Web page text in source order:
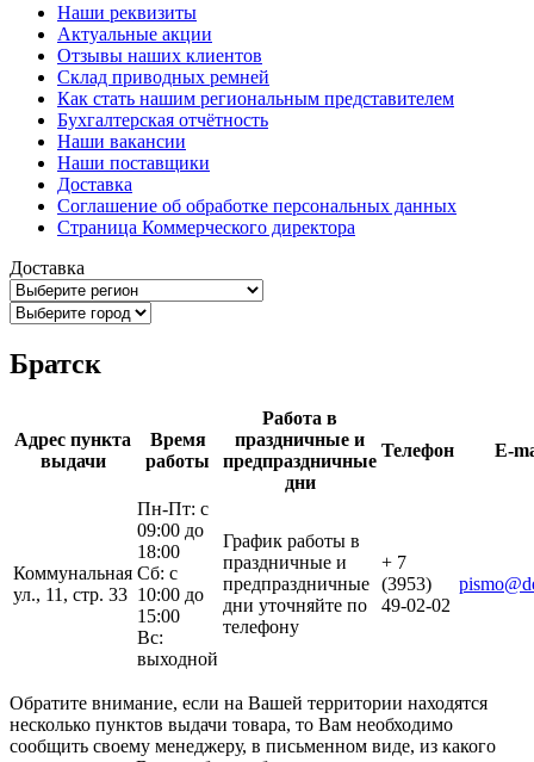
Наши реквизиты
Актуальные акции
Отзывы наших клиентов
Склад приводных ремней
Как стать нашим региональным представителем
Бухгалтерская отчётность
Наши вакансии
Наши поставщики
Доставка
Соглашение об обработке персональных данных
Страница Коммерческого директора
Доставка
Братск
Адрес пункта
выдачи
Время
работы
Работа в
праздничные и
предпраздничные
дни
Телефон E-
Коммунальная
ул., 11, стр. 33
Пн-Пт: с
09:00 до
18:00
Сб: с
10:00 до
15:00
Вс:
выходной
График работы в
праздничные и
предпраздничные
дни уточняйте по
телефону
+ 7
(3953)
49-02-02
Обратите внимание, если на Вашей территории находятся
несколько пунктов выдачи товара, то Вам необходимо
сообщить своему менеджеру, в письменном виде, из какого